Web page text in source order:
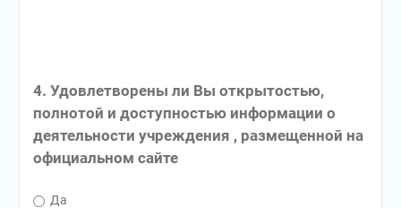
4. Удовлетворены ли Вы открытостью,
полнотой и доступностью информации о
деятельности учреждения , размещенной на
официальном сайте
Да